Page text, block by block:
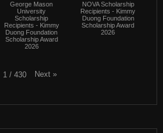
George Mason
University
Scholarship
Recipients - Kimmy
Duong Foundation
Scholarship Award
2026
NOVA Scholarship
Recipients - Kimmy
Duong Foundation
Scholarship Award
2026
1 / 430 Next »